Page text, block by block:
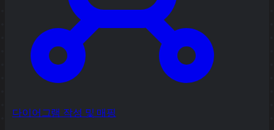
다이어그램 작성 및 매핑